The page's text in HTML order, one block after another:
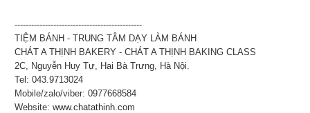
----------------------------------------------
TIỆM BÁNH - TRUNG TÂM DẠY LÀM BÁNH
CHÁT A THỊNH BAKERY - CHÁT A THỊNH BAKING CLASS
2C, Nguyễn Huy Tự, Hai Bà Trưng, Hà Nội.
Tel: 043.9713024
Mobile/zalo/viber: 0977668584
Website:www.chatathinh.com